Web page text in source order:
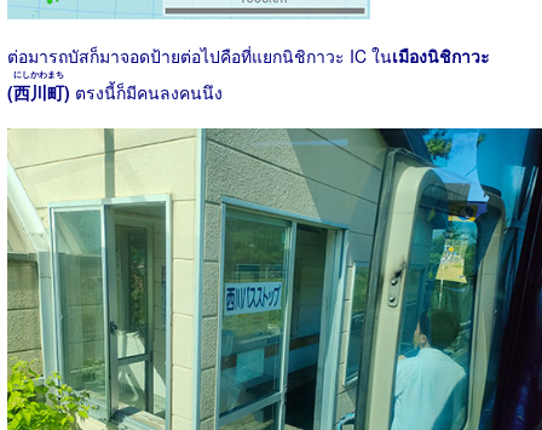
ต่อมารถบัสก็มาจอดป้ายต่อไปคือที่แยกนิชิกาวะ IC ในเมืองนิชิกาวะ
(西川町
にしかわまち
) ตรงนี้ก็มีคนลงคนนึง